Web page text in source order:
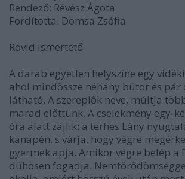
Rendező: Révész Ágota
Fordította: Domsa Zsófia
Rövid ismertető
A darab egyetlen helyszíne egy
ahol mindössze néhány bútor és pár
látható. A szereplők neve, múltja
marad előttünk. A cselekmény egy-
óra alatt zajlik: a terhes Lány
kanapén, s várja, hogy végre
gyermek apja. Amikor végre belép a
dühösen fogadja.